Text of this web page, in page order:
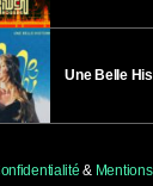
Une Belle
&